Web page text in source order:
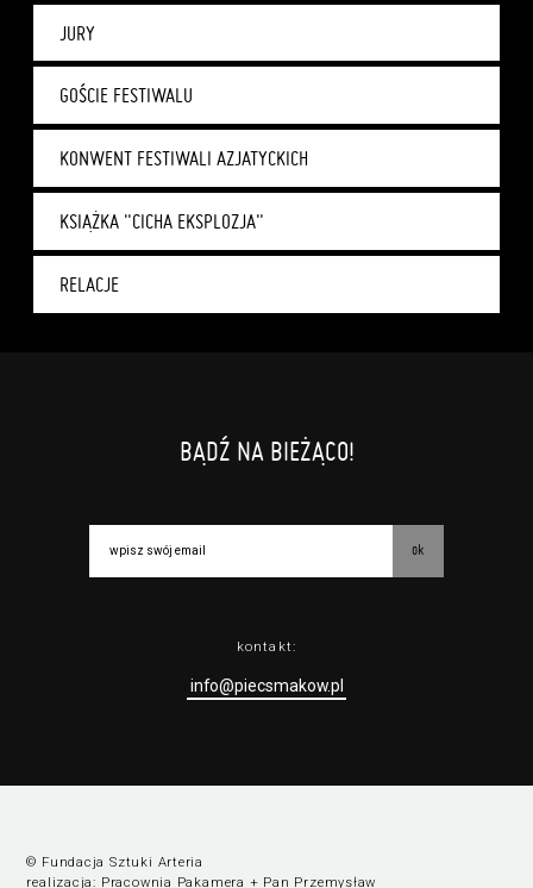
JURY
GOŚCIE FESTIWALU
KONWENT FESTIWALI AZJATYCKICH
KSIĄŻKA "CICHA EKSPLOZJA"
RELACJE
BĄDŹ NA BIEŻĄCO!
ok
kontakt:
info@piecsmakow.pl
© Fundacja Sztuki Arteria
realizacja: Pracownia Pakamera + Pan Przemysław